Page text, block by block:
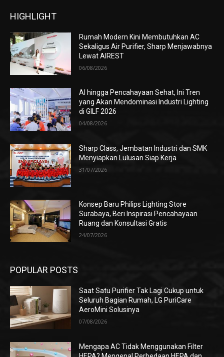
HIGHLIGHT
Rumah Modern Kini Membutuhkan AC
Sekaligus Air Purifier, Sharp Menjawabnya
Lewat AIREST
06/08/2026
AI hingga Pencahayaan Sehat, Ini Tren
yang Akan Mendominasi Industri Lighting
di GILF 2026
04/08/2026
Sharp Class, Jembatan Industri dan SMK
Menyiapkan Lulusan Siap Kerja
31/07/2026
Konsep Baru Philips Lighting Store
Surabaya, Beri Inspirasi Pencahayaan
Ruang dan Konsultasi Gratis
24/07/2026
POPULAR POSTS
Saat Satu Purifier Tak Lagi Cukup untuk
Seluruh Bagian Rumah, LG PuriCare
AeroMini Solusinya
07/08/2026
Mengapa AC Tidak Menggunakan Filter